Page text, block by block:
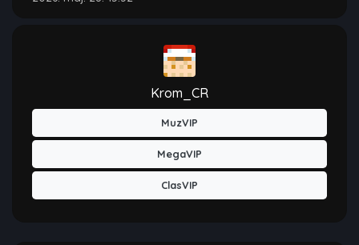
Krom_CR
MuzVIP
MegaVIP
ClasVIP